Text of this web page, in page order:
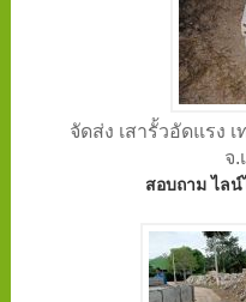
จัดส่ง เสารั้วอัดแรง
จ.
สอบถาม ไล